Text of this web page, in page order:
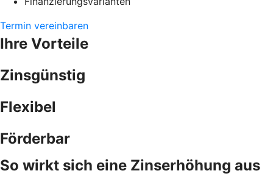
Termin vereinbaren
Ihre Vorteile
Zinsgünstig
Flexibel
Förderbar
So wirkt sich eine Zinserhöhung aus